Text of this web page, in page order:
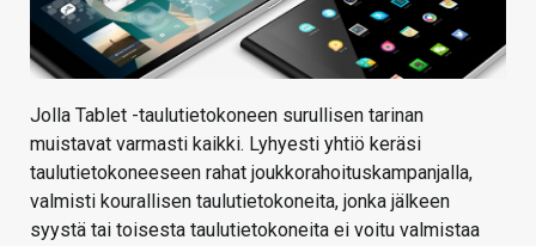
Jolla Tablet -taulutietokoneen surullisen tarinan
muistavat varmasti kaikki. Lyhyesti yhtiö keräsi
taulutietokoneeseen rahat joukkorahoituskampanjalla,
valmisti kourallisen taulutietokoneita, jonka jälkeen
syystä tai toisesta taulutietokoneita ei voitu valmistaa